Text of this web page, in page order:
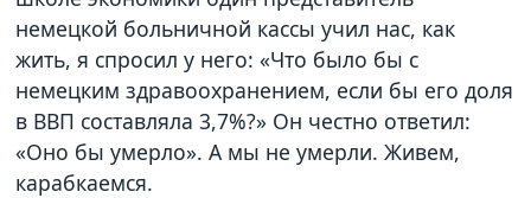
немецкой больничной кассы учил нас, как
жить, я спросил у него: «Что было бы с
немецким здравоохранением, если бы его доля
в ВВП составляла 3,7%?» Он честно ответил:
«Оно бы умерло». А мы не умерли. Живем,
карабкаемся.